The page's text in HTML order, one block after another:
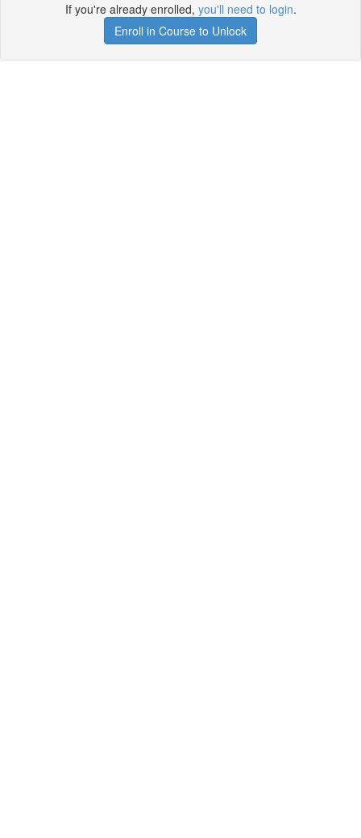
If you're already enrolled, you'll need to login.
Enroll in Course to Unlock